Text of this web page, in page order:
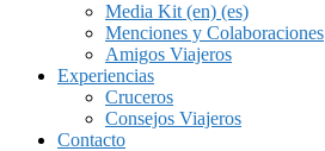
Media Kit (en) (es)
Menciones y Colaboraciones
Amigos Viajeros
Experiencias
Cruceros
Consejos Viajeros
Contacto